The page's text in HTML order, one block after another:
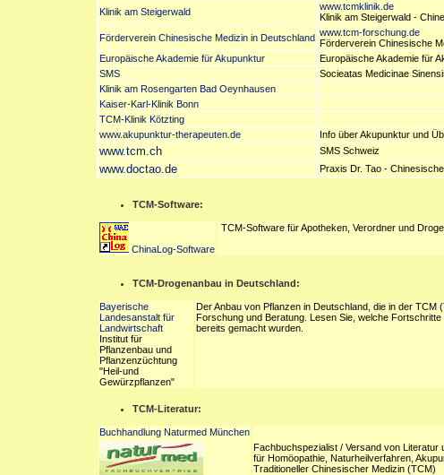
Klinik am Steigerwald
www.tcmklinik.de
Klinik am Steigerwald -
Förderverein Chinesische Medizin in Deutschland www.tcm-forschung.de
Förderverein Chinesische
Europäische Akademie für Akupunktur
Europäische Akademie für
SMS
Socieatas Medicinae
Klinik am Rosengarten Bad Oeynhausen
Kaiser-Karl-Klinik Bonn
TCM-Klinik Kötzting
www.akupunktur-therapeuten.de
Info über Akupunktur und
www.tcm.ch SMS Schweiz
www.doctao.de Praxis Dr. Tao -
TCM-Software:
ChinaLog-Software
TCM-Software für Apotheken, Verordner und
TCM-Drogenanbau in Deutschland:
Bayerische
Landesanstalt für
Landwirtschaft
Institut für
Pflanzenbau und
Pflanzenzüchtung
"Heil-und
Gewürzpflanzen"
Der Anbau von Pflanzen in Deutschland, die in der
Forschung und Beratung. Lesen Sie, welche
bereits gemacht wurden.
TCM-Literatur:
Buchhandlung Naturmed München
Fachbuchspezialist / Versand von Literatur
für Homöopathie, Naturheilverfahren,
Traditioneller Chinesischer Medizin (TCM)